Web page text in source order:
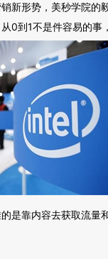
形势，美秒学院
0到1不是件容易的
靠内容去获取流